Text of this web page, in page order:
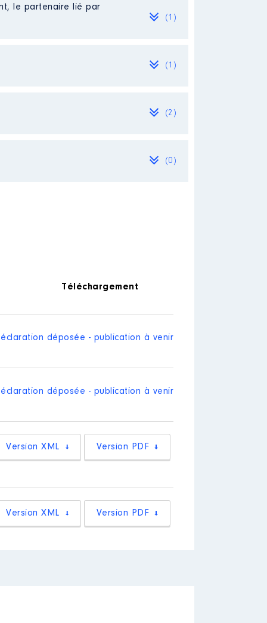
SOIT LE 31 08 24.
le partenaire lié par
(1)
(1)
(2)
(0)
Téléchargement
déposée - publication à venir
déposée - publication à venir
Version PDF
Version XML
Version PDF
Version XML